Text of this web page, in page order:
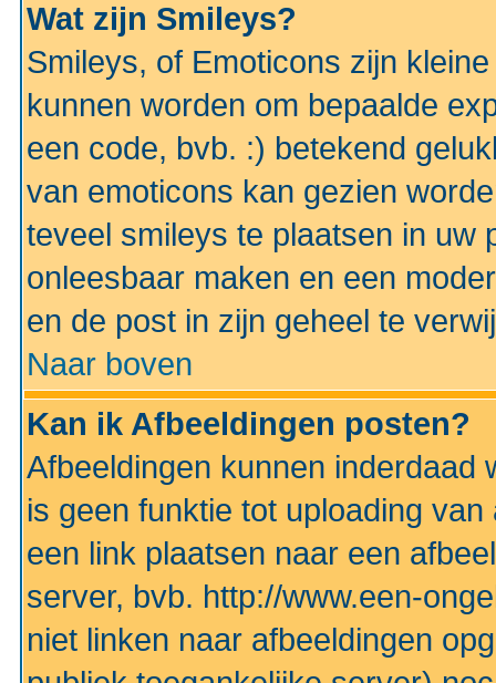
Wat zijn Smileys?
Smileys, of Emoticons zijn
kunnen worden om bepaalde
een code, bvb. :) betekend
van emoticons kan gezien
teveel smileys te plaatsen in uw
onleesbaar maken en een
en de post in zijn geheel te
Naar boven
Kan ik Afbeeldingen posten?
Afbeeldingen kunnen inderdaad
is geen funktie tot uploading
een link plaatsen naar een
server, bvb. http://www.een-
niet linken naar afbeeldingen